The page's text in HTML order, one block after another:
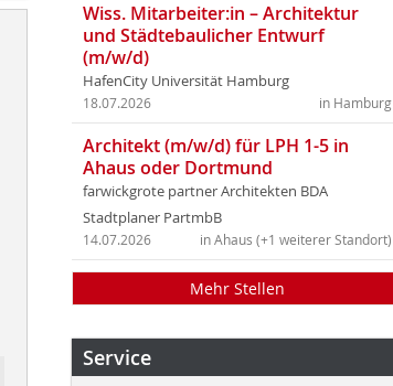
Wiss. Mitarbeiter:in – Architektur
und Städtebaulicher Entwurf
(m/w/d)
HafenCity Universität Hamburg
in Hamburg
18.07.2026
Architekt (m/w/d) für LPH 1-5 in
Ahaus oder Dortmund
farwickgrote partner Architekten BDA
Stadtplaner PartmbB
in Ahaus (+1 weiterer Standort)
14.07.2026
Mehr Stellen
Service